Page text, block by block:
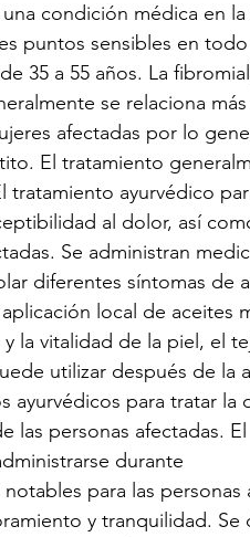
condición médica en la
puntos sensibles en
35 a 55 años. La
se relaciona
afectadas por lo
El tratamiento
tratamiento ayurvédico
al dolor, así
Se administran
diferentes síntomas de
local de aceites
​​la vitalidad de la piel, el
utilizar después de la
ayurvédicos para tratar la
personas afectadas. El
durante
para las personas
y tranquilidad. Se